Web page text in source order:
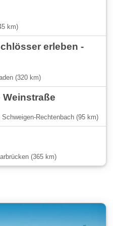
km)
erleben -
(320 km)
Weinstraße
Rechtenbach (95 km)
(365 km)